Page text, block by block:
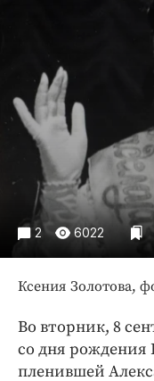
Экономика и
ПРОЕКТЫ
Блоги
Издания
Интересное
Клиника года
Бренд года
2 6022
Ксения Золотова,
Во вторник, 8
со дня рождения
пленившей